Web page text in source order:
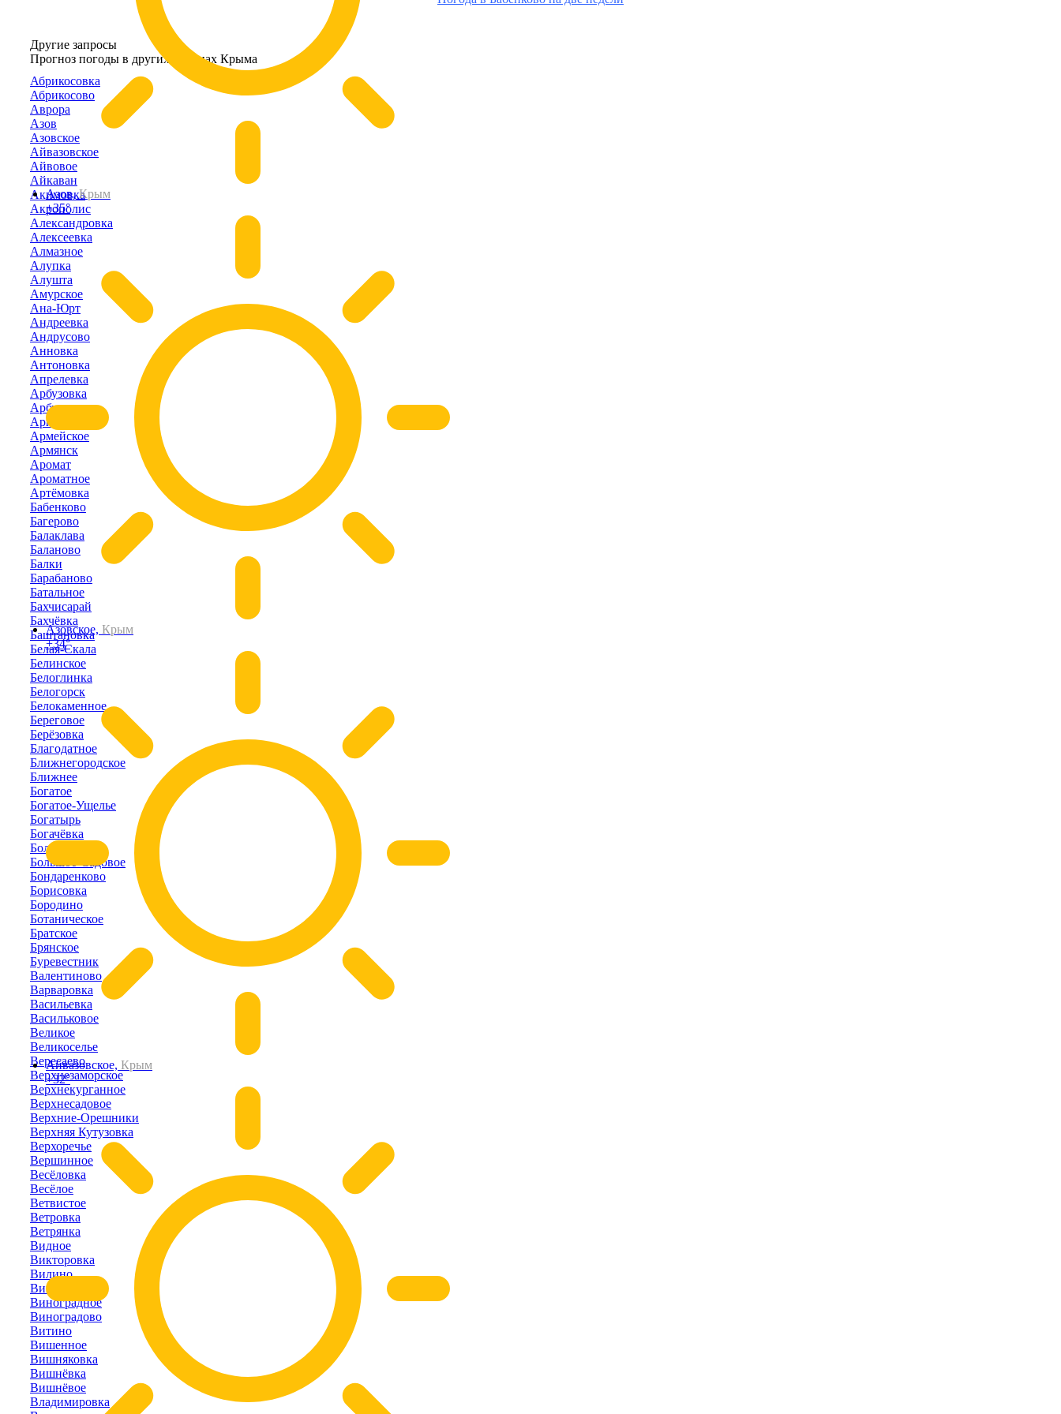
Азов,Крым
+35°
Азовское, Крым
+34°
Айвазовское, Крым
+32°
Другие запросы
Прогноз погоды в других районах Крыма
Абрикосовка
Абрикосово
Аврора
Азов
Азовское
Айвазовское
Айвовое
Айкаван
Акимовка
Акрополис
Александровка
Алексеевка
Алмазное
Алупка
Алушта
Амурское
Ана-Юрт
Андреевка
Андрусово
Анновка
Антоновка
Апрелевка
Арбузовка
Арбузово
Аркадьевка
Армейское
Армянск
Аромат
Ароматное
Артёмовка
Бабенково
Багерово
Балаклава
Баланово
Балки
Барабаново
Батальное
Бахчисарай
Бахчёвка
Баштановка
Белая-Скала
Белинское
Белоглинка
Белогорск
Белокаменное
Береговое
Берёзовка
Благодатное
Ближнегородское
Ближнее
Богатое
Богатое-Ущелье
Богатырь
Богачёвка
Болотное
Большое-Садовое
Бондаренково
Борисовка
Бородино
Ботаническое
Братское
Брянское
Буревестник
Валентиново
Варваровка
Васильевка
Васильковое
Великое
Великоселье
Вересаево
Верхнезаморское
Верхнекурганное
Верхнесадовое
Верхние-Орешники
Верхняя Кутузовка
Верхоречье
Вершинное
Весёловка
Весёлое
Ветвистое
Ветровка
Ветрянка
Видное
Викторовка
Вилино
Винницкое
Виноградное
Виноградово
Витино
Вишенное
Вишняковка
Вишнёвка
Вишнёвое
Владимировка